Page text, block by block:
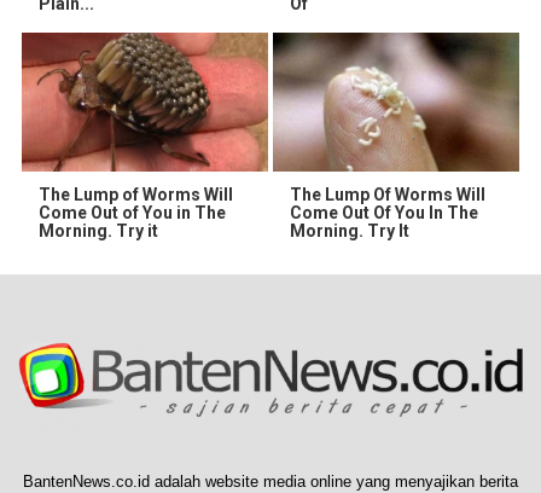
The Lump of Worms Will
Come Out of You in The
Morning. Try it
The Lump Of Worms Will
Come Out Of You In The
Morning. Try It
BantenNews.co.id adalah website media online yang menyajikan berita